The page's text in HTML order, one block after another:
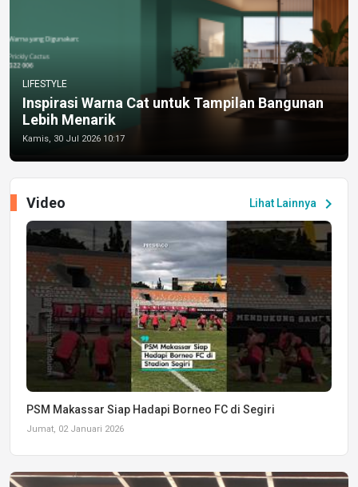
LIFESTYLE
Inspirasi Warna Cat untuk Tampilan Bangunan
Lebih Menarik
Kamis, 30 Jul 2026 10:17
Lihat Lainnya chevron_right
Video
PSM Makassar Siap Hadapi Borneo FC di Segiri
Jumat, 02 Januari 2026